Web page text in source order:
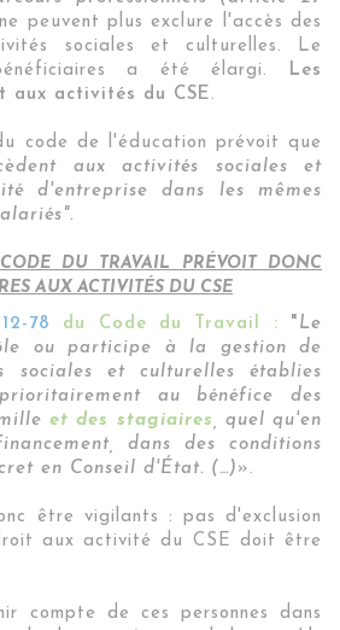
peuvent plus exclure l'accès des
sociales et culturelles. Le
a été élargi. Les
activités du CSE .
code de l'éducation prévoit que
aux activités sociales et
d'entreprise dans les mêmes
DU TRAVAIL PRÉVOIT DONC
AUX ACTIVITÉS DU CSE
78 du Code du Travail : " Le
ou participe à la gestion de
sociales et culturelles établies
au bénéfice des
et des stagiaires , quel qu'en
dans des conditions
en Conseil d'État. (…) ».
être vigilants : pas d'exclusion
aux activité du CSE doit être
compte de ces personnes dans